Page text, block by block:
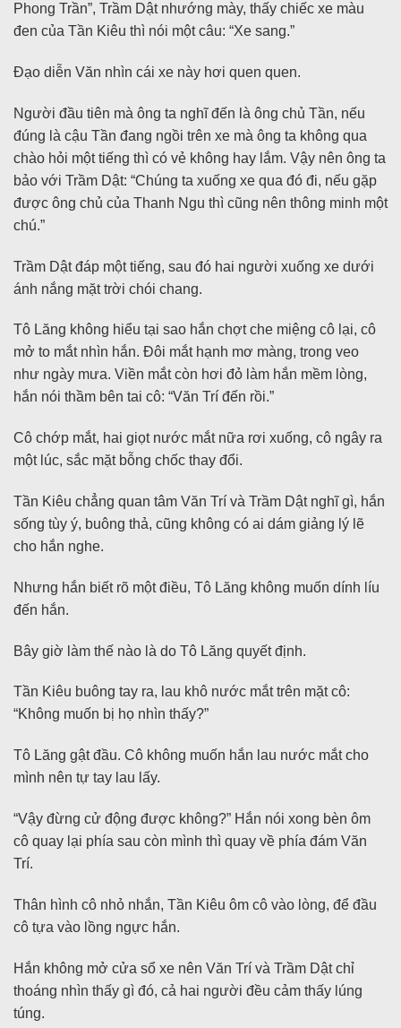
Phong Trần”, Trầm Dật nhướng mày, thấy chiếc xe màu
đen của Tần Kiêu thì nói một câu: “Xe sang.”
Đạo diễn Văn nhìn cái xe này hơi quen quen.
Người đầu tiên mà ông ta nghĩ đến là ông chủ Tần, nếu
đúng là cậu Tần đang ngồi trên xe mà ông ta không qua
chào hỏi một tiếng thì có vẻ không hay lắm. Vậy nên ông ta
bảo với Trầm Dật: “Chúng ta xuống xe qua đó đi, nếu gặp
được ông chủ của Thanh Ngu thì cũng nên thông minh một
chú.”
Trầm Dật đáp một tiếng, sau đó hai người xuống xe dưới
ánh nắng mặt trời chói chang.
Tô Lăng không hiểu tại sao hắn chợt che miệng cô lại, cô
mở to mắt nhìn hắn. Đôi mắt hạnh mơ màng, trong veo
như ngày mưa. Viền mắt còn hơi đỏ làm hắn mềm lòng,
hắn nói thầm bên tai cô: “Văn Trí đến rồi.”
Cô chớp mắt, hai giọt nước mắt nữa rơi xuống, cô ngây ra
một lúc, sắc mặt bỗng chốc thay đổi.
Tần Kiêu chẳng quan tâm Văn Trí và Trầm Dật nghĩ gì, hắn
sống tùy ý, buông thả, cũng không có ai dám giảng lý lẽ
cho hắn nghe.
Nhưng hắn biết rõ một điều, Tô Lăng không muốn dính líu
đến hắn.
Bây giờ làm thế nào là do Tô Lăng quyết định.
Tần Kiêu buông tay ra, lau khô nước mắt trên mặt cô:
“Không muốn bị họ nhìn thấy?”
Tô Lăng gật đầu. Cô không muốn hắn lau nước mắt cho
mình nên tự tay lau lấy.
“Vậy đừng cử động được không?” Hắn nói xong bèn ôm
cô quay lại phía sau còn mình thì quay về phía đám Văn
Trí.
Thân hình cô nhỏ nhắn, Tần Kiêu ôm cô vào lòng, để đầu
cô tựa vào lồng ngực hắn.
Hắn không mở cửa sổ xe nên Văn Trí và Trầm Dật chỉ
thoáng nhìn thấy gì đó, cả hai người đều cảm thấy lúng
túng.